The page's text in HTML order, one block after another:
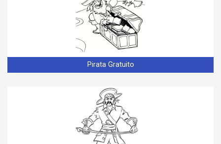
Pirata Gratuito